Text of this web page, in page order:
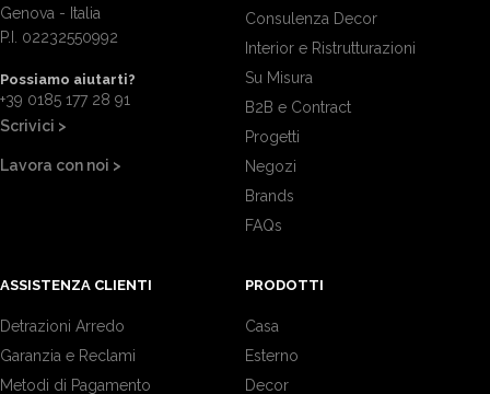
Genova - Italia
P.I. 02232550992
Possiamo aiutarti?
+39 0185 177 28 91
Scrivici >
Lavora con noi >
Consulenza Decor
Interior e Ristrutturazioni
Su Misura
B2B e Contract
Progetti
Negozi
Brands
FAQs
ASSISTENZA CLIENTI
Detrazioni Arredo
Garanzia e Reclami
Metodi di Pagamento
PRODOTTI
Casa
Esterno
Decor